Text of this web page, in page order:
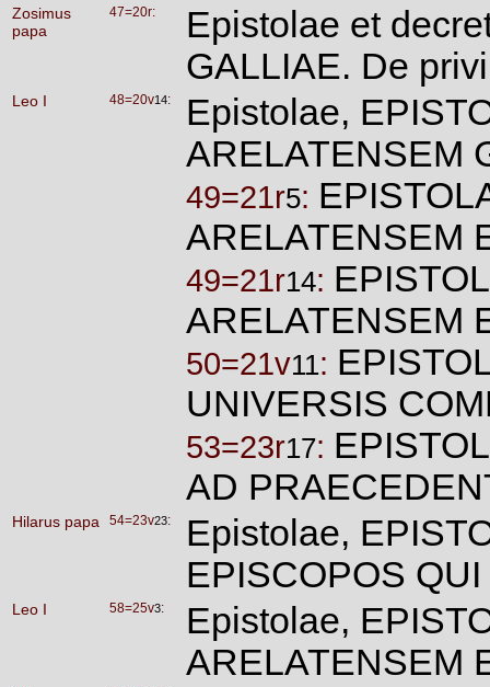
Zosimus
papa
47=20r:
Epistolae et
GALLIAE. De
Leo I 48=20v14:
Epistolae,
ARELATENSEM
49=21r5:
ARELATENSEM
49=21r14:
ARELATENSEM
50=21v11:
UNIVERSIS
53=23r17:
AD
Hilarus papa 54=23v23:
Epistolae,
EPISCOPOS
Leo I 58=25v3:
Epistolae,
ARELATENSEM